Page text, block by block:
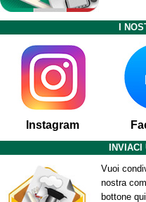
I
Instagram
Vuoi
nostra
bottone